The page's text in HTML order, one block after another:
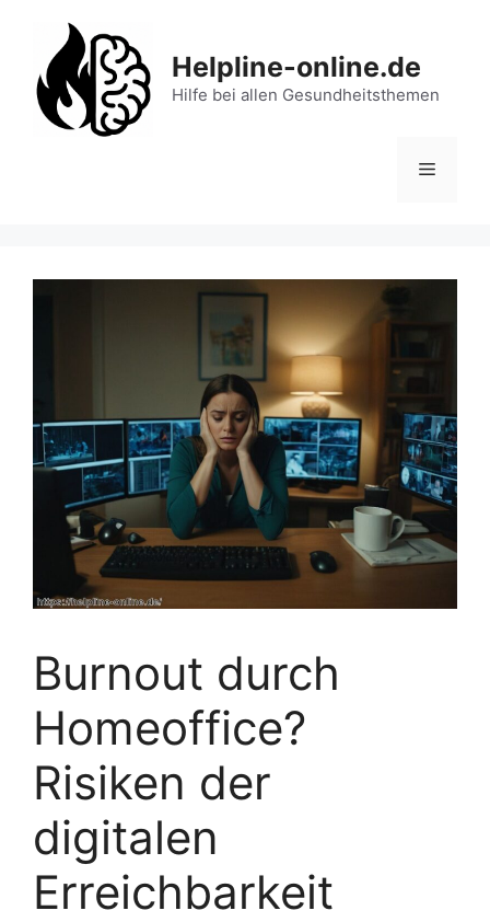
springen
Helpline-online.de
Hilfe bei allen Gesundheitsthemen
Menü
Burnout durch
Homeoffice?
Risiken der
digitalen
Erreichbarkeit